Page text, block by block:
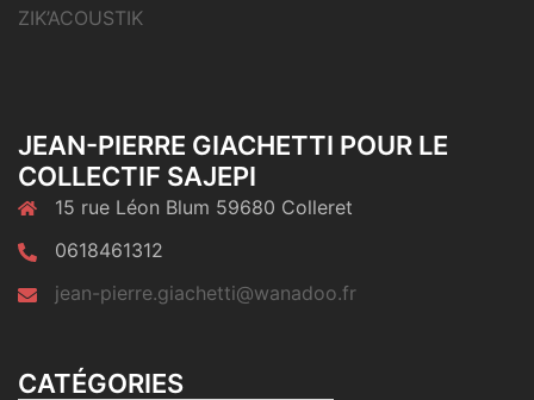
ZIK’ACOUSTIK
JEAN-PIERRE GIACHETTI POUR LE
COLLECTIF SAJEPI
15 rue Léon Blum 59680 Colleret
0618461312
jean-pierre.giachetti@wanadoo.fr
CATÉGORIES